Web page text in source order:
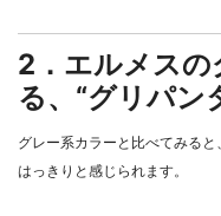
2．エルメス
る、“グリパン
グレー系カラーと比べてみると
はっきりと感じられます。